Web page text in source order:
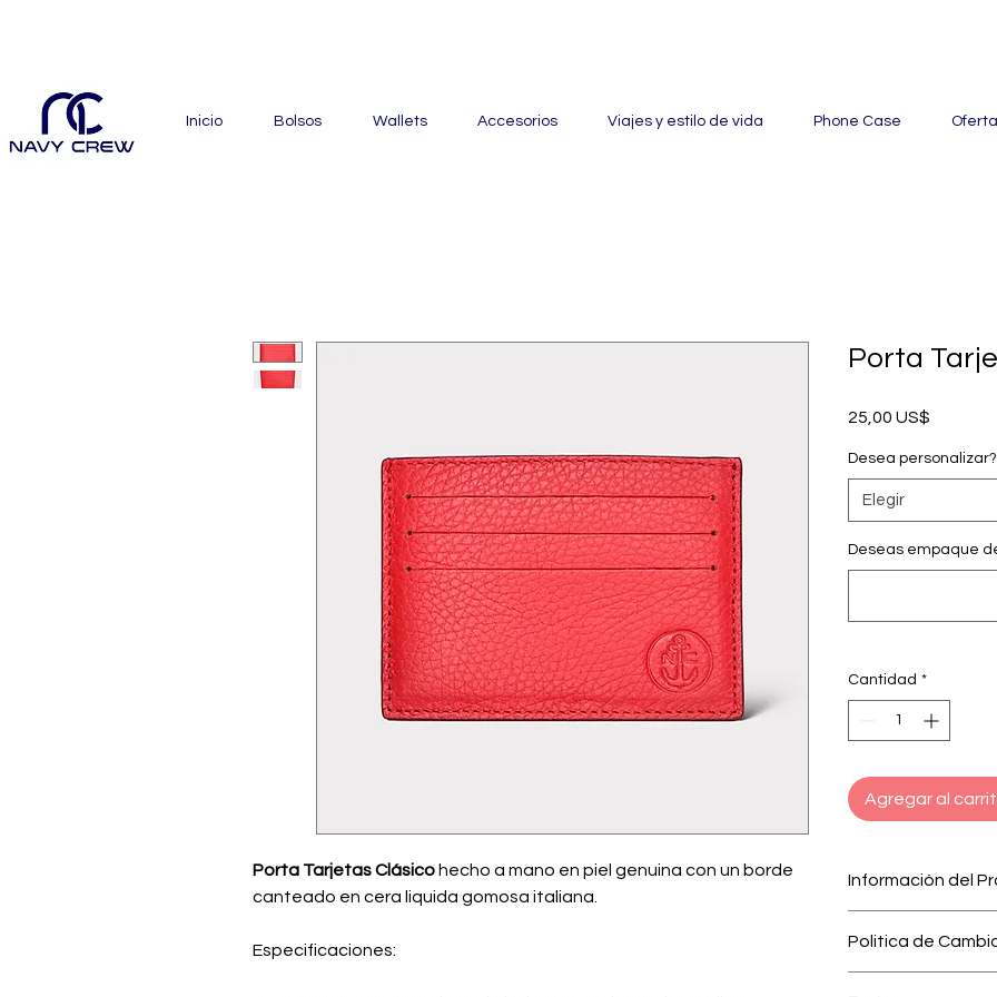
Inicio Bolsos Wallets Accesorios Viajes y estilo de vida Phone Case
Porta Tarjetas Clásico hecho a mano en piel genuina con un borde
canteado en cera liquida gomosa italiana.
Especificaciones:
Porta
25,00 US$
Desea personalizar?
Elegir
Deseas empaque
Cantidad *
Agregar al
Información del
genuina con un
gomosa italiana.
Politica de